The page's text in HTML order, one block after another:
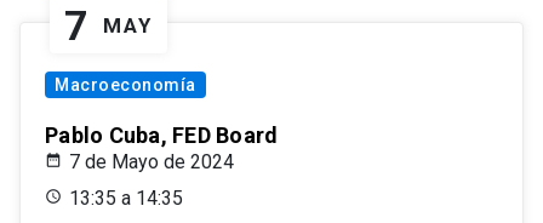
7 MAY
Macroeconomía
Pablo Cuba, FED Board
7 de Mayo de 2024
13:35 a 14:35